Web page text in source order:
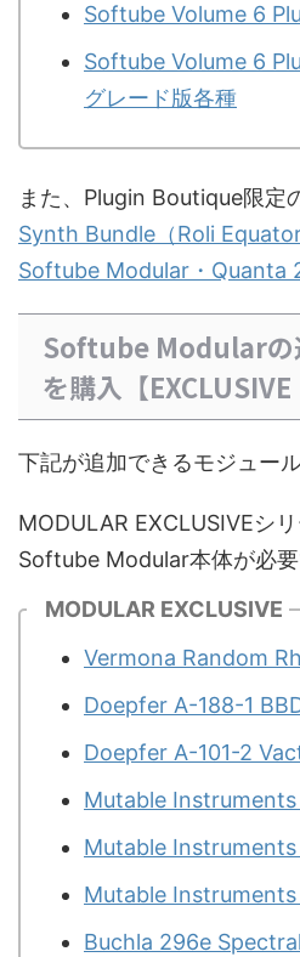
Softube Volume 6
Softube Volume 6
グレード版各種
また、Plugin Boutique限定
Synth Bundle（Roli
Softube Modular・Quanta 2
Softube Modularの
を購入【EXCLUSIVE
下記が追加できるモジュール
MODULAR EXCLUSIVEシ
Softube Modular本体が必要
MODULAR EXCLUSIVE
Vermona Random
Doepfer A-188-1
Doepfer A-101-2
Mutable Instruments
Mutable
Mutable
Buchla 296e